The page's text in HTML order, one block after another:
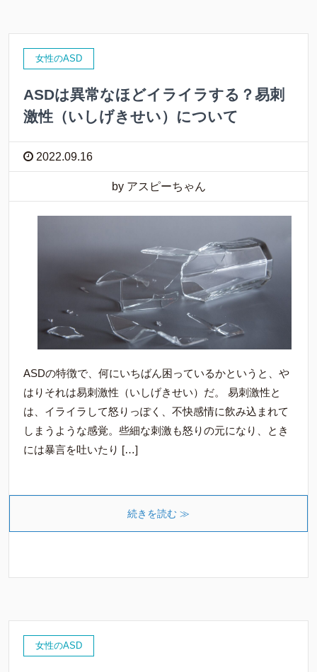
女性のASD
ASDは異常なほどイライラする？易刺
激性（いしげきせい）について
2022.09.16
by アスピーちゃん
ASDの特徴で、何にいちばん困っているかというと、や
はりそれは易刺激性（いしげきせい）だ。 易刺激性と
は、イライラして怒りっぽく、不快感情に飲み込まれて
しまうような感覚。些細な刺激も怒りの元になり、とき
には暴言を吐いたり […]
続きを読む ≫
女性のASD